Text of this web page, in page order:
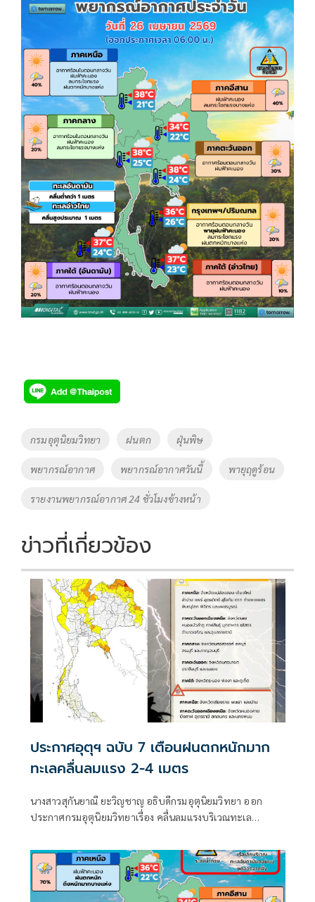
Tags
กรมอุตุนิยมวิทยา ฝนตก ฝุ่นพิษ
พยากรณ์อากาศ พยากรณ์อากาศวันนี้ พายุฤดูร้อน
รายงานพยากรณ์อากาศ 24 ชั่วโมงข้างหน้า
ข่าวที่เกี่ยวข้อง
ประกาศอุตุฯ ฉบับ 7 เตือนฝนตกหนักมาก
ทะเลคลื่นลมแรง 2-4 เมตร
นางสาวสุกันยาณี ยะวิญชาญ อธิบดีกรมอุตุนิยมวิทยา ออก
ประกาศกรมอุตุนิยมวิทยาเรื่อง คลื่นลมแรงบริเวณทะเล
มากบริเวณประเทศไทย